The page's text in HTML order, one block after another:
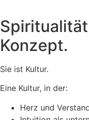
Konzept.
Sie ist Kultur.
Eine Kultur, in der:
Herz und